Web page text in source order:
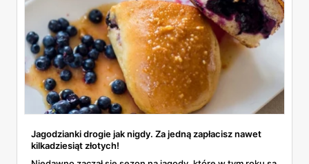
Jagodzianki drogie jak nigdy. Za jedną zapłacisz nawet
kilkadziesiąt złotych!